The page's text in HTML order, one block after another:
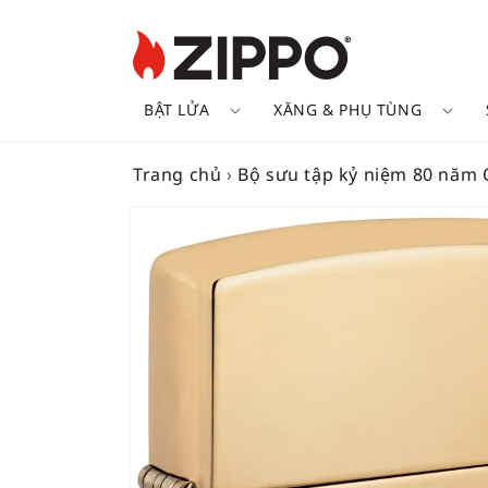
BẬT LỬA XĂNG & PHỤ TÙNG
Trang chủ › Bộ sưu tập kỷ niệm 80 năm
INFORMATION